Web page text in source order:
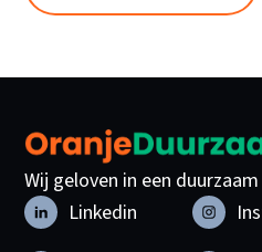
Wij geloven in een
Linkedin